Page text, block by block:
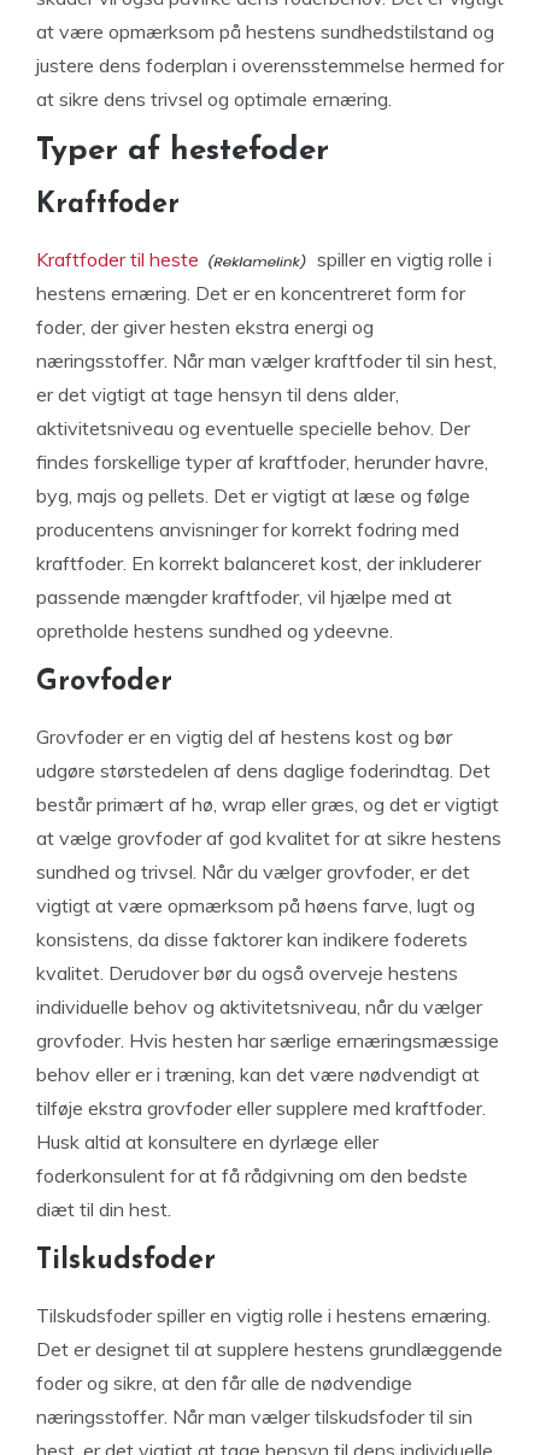
at være opmærksom på hestens sundhedstilstand og
justere dens foderplan i overensstemmelse hermed for
at sikre dens trivsel og optimale ernæring.
Typer af hestefoder
Kraftfoder
Kraftfoder til heste
spiller en vigtig rolle i
hestens ernæring. Det er en koncentreret form for
foder, der giver hesten ekstra energi og
næringsstoffer. Når man vælger kraftfoder til sin hest,
er det vigtigt at tage hensyn til dens alder,
aktivitetsniveau og eventuelle specielle behov. Der
findes forskellige typer af kraftfoder, herunder havre,
byg, majs og pellets. Det er vigtigt at læse og følge
producentens anvisninger for korrekt fodring med
kraftfoder. En korrekt balanceret kost, der inkluderer
passende mængder kraftfoder, vil hjælpe med at
opretholde hestens sundhed og ydeevne.
Grovfoder
Grovfoder er en vigtig del af hestens kost og bør
udgøre størstedelen af dens daglige foderindtag. Det
består primært af hø, wrap eller græs, og det er vigtigt
at vælge grovfoder af god kvalitet for at sikre hestens
sundhed og trivsel. Når du vælger grovfoder, er det
vigtigt at være opmærksom på høens farve, lugt og
konsistens, da disse faktorer kan indikere foderets
kvalitet. Derudover bør du også overveje hestens
individuelle behov og aktivitetsniveau, når du vælger
grovfoder. Hvis hesten har særlige ernæringsmæssige
behov eller er i træning, kan det være nødvendigt at
tilføje ekstra grovfoder eller supplere med kraftfoder.
Husk altid at konsultere en dyrlæge eller
foderkonsulent for at få rådgivning om den bedste
diæt til din hest.
Tilskudsfoder
Tilskudsfoder spiller en vigtig rolle i hestens ernæring.
Det er designet til at supplere hestens grundlæggende
foder og sikre, at den får alle de nødvendige
næringsstoffer. Når man vælger tilskudsfoder til sin
hest, er det vigtigt at tage hensyn til dens individuelle